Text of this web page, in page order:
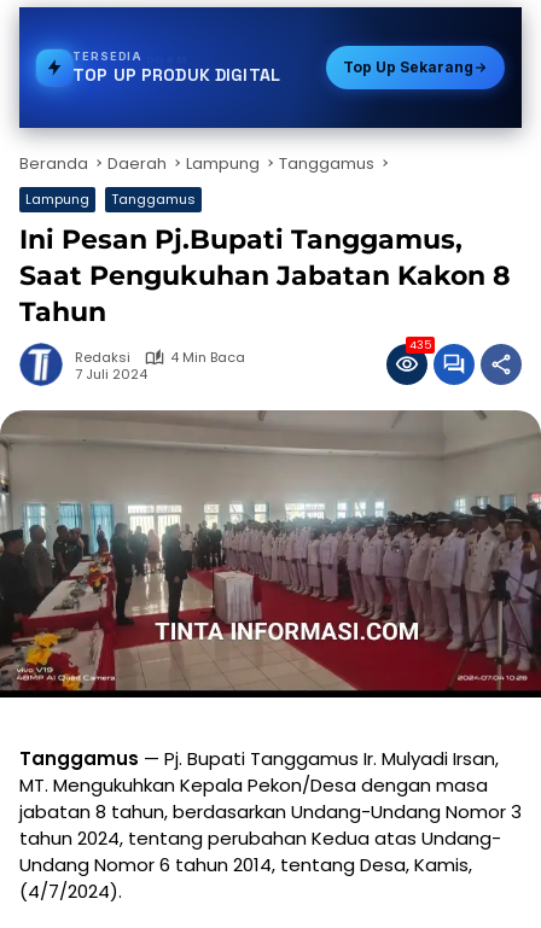
TERSEDIA
TOP UP PRODUK DIGITAL Top Up Sekarang
Beranda Daerah Lampung Tanggamus
Lampung Tanggamus
Ini Pesan Pj.Bupati Tanggamus,
Saat Pengukuhan Jabatan Kakon 8
Tahun
Redaksi
4 Min Baca
7 Juli 2024
435
Tanggamus — Pj. Bupati Tanggamus Ir. Mulyadi Irsan,
MT. Mengukuhkan Kepala Pekon/Desa dengan masa
jabatan 8 tahun, berdasarkan Undang-Undang Nomor 3
tahun 2024, tentang perubahan Kedua atas Undang-
Undang Nomor 6 tahun 2014, tentang Desa, Kamis,
(4/7/2024).